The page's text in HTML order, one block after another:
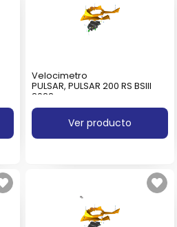
Velocimetro
PULSAR, PULSAR 200 RS BSIII
2022
Ver producto